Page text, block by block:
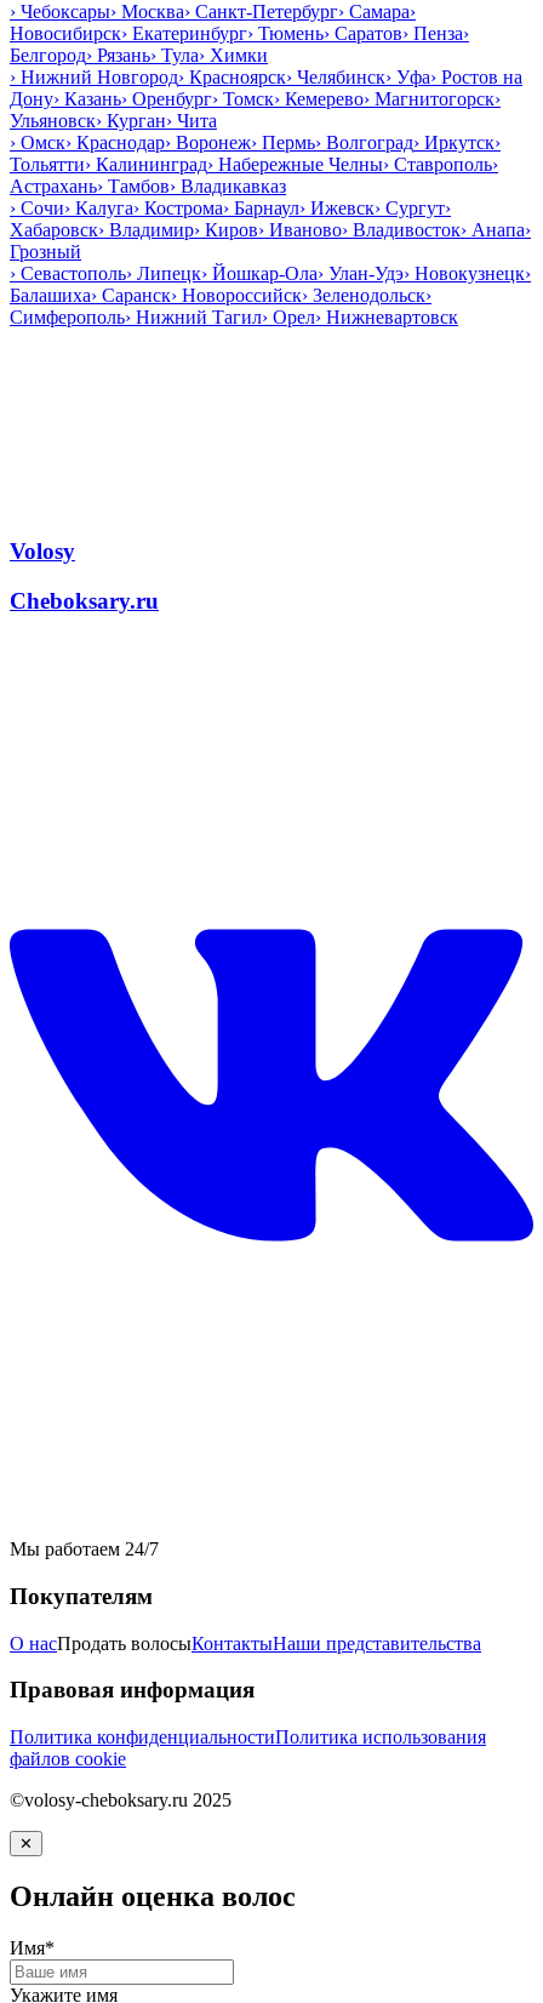
› Чебоксары› Москва› Санкт-Петербург› Самара›
Новосибирск› Екатеринбург› Тюмень› Саратов› Пенза›
Белгород› Рязань› Тула› Химки
› Нижний Новгород› Красноярск› Челябинск› Уфа› Ростов на
Дону› Казань› Оренбург› Томск› Кемерево› Магнитогорск›
Ульяновск› Курган› Чита
› Омск› Краснодар› Воронеж› Пермь› Волгоград› Иркутск›
Тольятти› Калининград› Набережные Челны› Ставрополь›
Астрахань› Тамбов› Владикавказ
› Сочи› Калуга› Кострома› Барнаул› Ижевск› Сургут›
Хабаровск› Владимир› Киров› Иваново› Владивосток› Анапа›
Грозный
› Севастополь› Липецк› Йошкар-Ола› Улан-Удэ› Новокузнецк›
Балашиха› Саранск› Новороссийск› Зеленодольск›
Симферополь› Нижний Тагил› Орел› Нижневартовск
Volosy
Cheboksary.ru
Мы работаем 24/7
Покупателям
О насПродать волосыКонтактыНаши представительства
Правовая информация
Политика конфиденциальностиПолитика использования
файлов cookie
©volosy-cheboksary.ru 2025
✕
Онлайн оценка волос
Имя*
Укажите имя